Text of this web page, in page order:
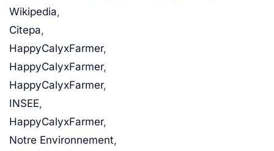
Wikipedia,
Citepa,
HappyCalyxFarmer,
HappyCalyxFarmer,
HappyCalyxFarmer,
INSEE,
HappyCalyxFarmer,
Notre Environnement,